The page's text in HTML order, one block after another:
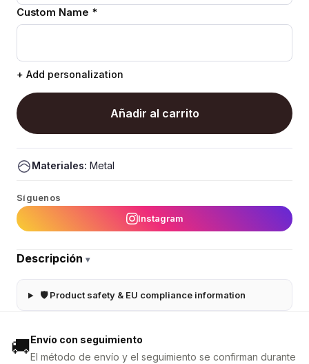
Custom Name *
+ Add personalization
Añadir al carrito
Materiales: Metal
Síguenos
Instagram
Descripción ▾
🛡 Product safety & EU compliance information
🚚Envío con seguimiento
El método de envío y el seguimiento se confirman durante